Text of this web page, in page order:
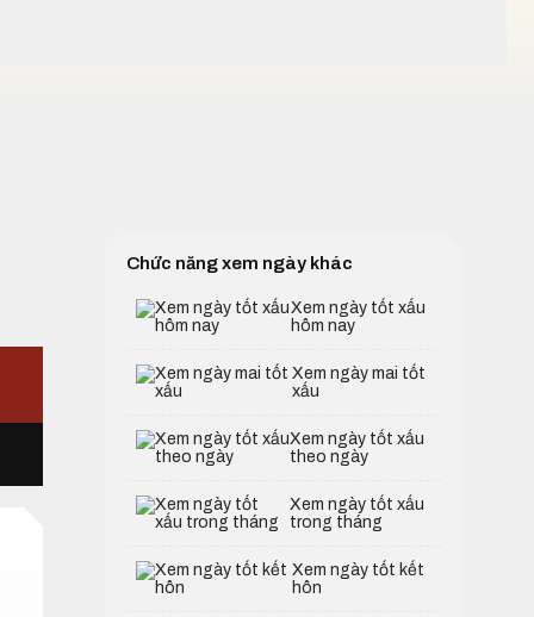
Chức năng xem ngày khác
Xem ngày tốt xấu
hôm nay
Xem ngày mai tốt
xấu
Xem ngày tốt xấu
theo ngày
Xem ngày tốt xấu
trong tháng
Xem ngày tốt kết
hôn